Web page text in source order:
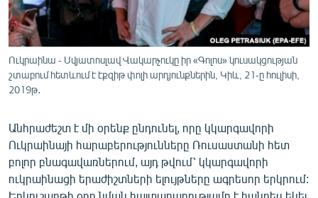
ՄԵԿՆԱԲԱՆՈՒԹՅՈՒՆ
ՏՏ ԵՒ ԻՆՏԵՐՆԵՏ
ԿՈՐՈՆԱՎԻՐՈՒՍ
ԱՐԽԻՎ
ՏԵՍԱՆՅՈՒԹԵՐ
ԲԱՆԱՎԵՃ
ՁԳՏԵԼՈՎ ԼԱՎԱԳՈՒՅՆԻՆ
Ուկրաինա - Սվյատոսլավ Վակարչուկը իր «Գոլոս» կուսակցության
շտաբում հետևում է էքզիթ փոլի արդյունքներին, Կիև, 21-ը հուլիսի,
2019թ․
Անհրաժեշտ է մի օրենք ընդունել, որը կկարգավորի
Ուկրաինայի հարաբերությունները Ռուսաստանի հետ
բոլոր բնագավառներում, այդ թվում՝ կկարգավորի
ուկրաինացի երաժիշտների ելույթները ագրեսոր երկրում:
Երկուշաբթի օրը նման հայտարարությամբ է հանդես եկել